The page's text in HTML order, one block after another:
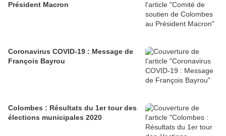
Président Macron
Coronavirus COVID-19 : Message de
François Bayrou
Colombes : Résultats du 1er tour des
élections municipales 2020